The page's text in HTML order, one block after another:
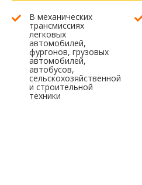
В механических
трансмиссиях
легковых
автомобилей,
фургонов, грузовых
автомобилей,
автобусов,
сельскохозяйственной
и строительной
техники